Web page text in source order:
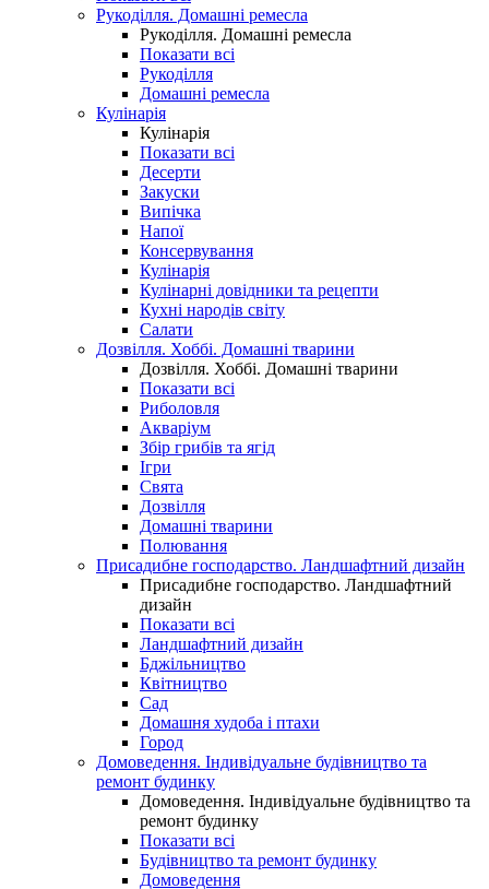
Рукоділля. Домашні ремесла
Рукоділля. Домашні ремесла
Показати всі
Рукоділля
Домашні ремесла
Кулінарія
Кулінарія
Показати всі
Десерти
Закуски
Випічка
Напої
Консервування
Кулінарія
Кулінарні довідники та рецепти
Кухні народів світу
Салати
Дозвілля. Хоббі. Домашні тварини
Дозвілля. Хоббі. Домашні тварини
Показати всі
Риболовля
Акваріум
Збір грибів та ягід
Ігри
Свята
Дозвілля
Домашні тварини
Полювання
Присадибне господарство. Ландшафтний дизайн
Присадибне господарство. Ландшафтний
дизайн
Показати всі
Ландшафтний дизайн
Бджільництво
Квітництво
Сад
Домашня худоба і птахи
Город
Домоведення. Індивідуальне будівництво та
ремонт будинку
Домоведення. Індивідуальне будівництво та
ремонт будинку
Показати всі
Будівництво та ремонт будинку
Домоведення